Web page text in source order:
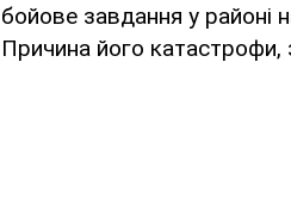
бойове завдання у районі
Причина його катастрофи,